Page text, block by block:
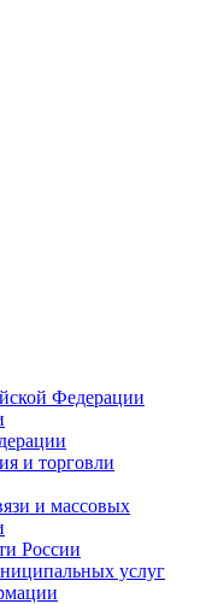
Федерации
и торговли
и массовых
России
услуг